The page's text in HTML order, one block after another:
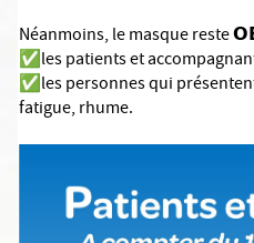
Néanmoins, le masque reste
✅les patients et
✅les personnes qui
fatigue, rhume.